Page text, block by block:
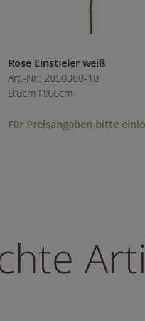
weiß
10
bitte einloggen!